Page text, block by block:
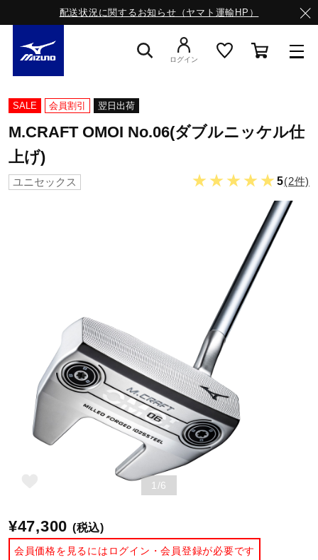
配送状況に関するお知らせ（ヤマト運輸HP）
スニーカー
野球
ゴルフ
ログイン
SALE 会員割引 翌日出荷
M.CRAFT OMOI No.06(ダブルニッケル仕
上げ)
ユニセックス ★★★★★5(2件)
1/6
¥47,300 (税込)
会員価格を見るにはログイン・会員登録が必要です